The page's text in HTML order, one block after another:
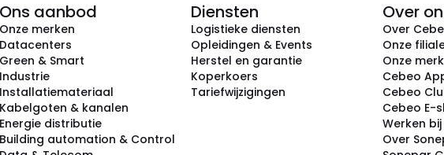
Ons aanbod
Onze merken
Datacenters
Green & Smart
Industrie
Installatiemateriaal
Kabelgoten & kanalen
Energie distributie
Building automation & Control
Diensten
Logistieke diensten
Opleidingen & Events
Herstel en garantie
Koperkoers
Tariefwijzigingen
Over
Over
Onze
Onze
Cebeo
Cebeo
Cebeo E-
Werken
Over